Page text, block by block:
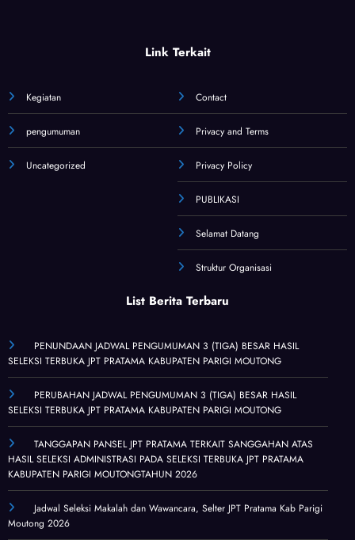
Link Terkait
Kegiatan
pengumuman
Uncategorized
Contact
Privacy and Terms
Privacy Policy
PUBLIKASI
Selamat Datang
Struktur Organisasi
List Berita Terbaru
PENUNDAAN JADWAL PENGUMUMAN 3 (TIGA) BESAR HASIL
SELEKSI TERBUKA JPT PRATAMA KABUPATEN PARIGI MOUTONG
PERUBAHAN JADWAL PENGUMUMAN 3 (TIGA) BESAR HASIL
SELEKSI TERBUKA JPT PRATAMA KABUPATEN PARIGI MOUTONG
TANGGAPAN PANSEL JPT PRATAMA TERKAIT SANGGAHAN ATAS
HASIL SELEKSI ADMINISTRASI PADA SELEKSI TERBUKA JPT PRATAMA
KABUPATEN PARIGI MOUTONGTAHUN 2026
Jadwal Seleksi Makalah dan Wawancara, Selter JPT Pratama Kab Parigi
Moutong 2026